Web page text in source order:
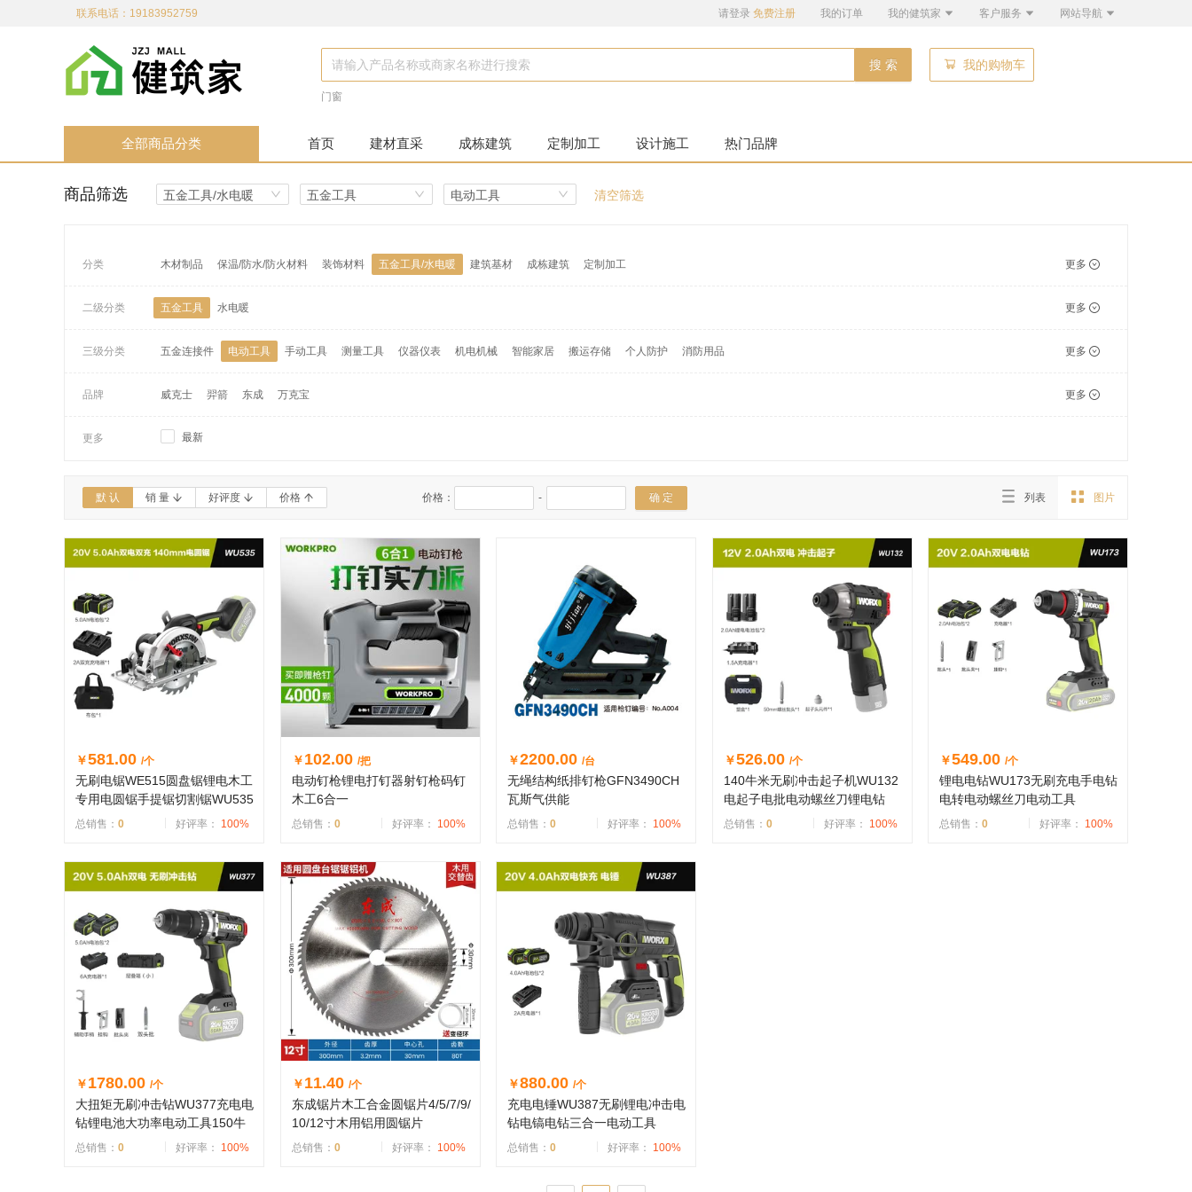
联系电话：19183952759 请登录 免费注册 我的订单 我的健筑家 客户服务 网站导航
搜 索
门窗
我的购物车
全部商品分类 首页 建材直采 成栋建筑 定制加工 设计施工 热门品牌
商品筛选 五金工具/水电暖 五金工具 电动工具 清空筛选
分类 木材制品 保温/防水/防火材料 装饰材料 五金工具/水电暖 建筑基材 成栋建筑 定制加工 更多
二级分类 五金工具 水电暖 更多
三级分类 五金连接件 电动工具 手动工具 测量工具 仪器仪表 机电机械 智能家居 搬运存储 个人防护 消防用品 更多
品牌 威克士 羿箭 东成 万克宝 更多
更多 最新
默 认 销 量 好评度 价格 价格： - 确 定 列表 图片
￥581.00 /个
无刷电锯WE515圆盘锯锂电木工
专用电圆锯手提锯切割锯WU535
总销售： 0 好评率： 100%
￥102.00 /把
电动钉枪锂电打钉器射钉枪码钉
木工6合一
总销售： 0 好评率： 100%
￥2200.00 /台
无绳结构纸排钉枪GFN3490CH
瓦斯气供能
总销售： 0 好评率： 100%
￥526.00 /个
140牛米无刷冲击起子机WU132
电起子电批电动螺丝刀锂电钻
总销售： 0 好评率： 100%
￥549.00 /个
锂电电钻WU173无刷充电手电钻
电转电动螺丝刀电动工具
总销售： 0 好评率： 100%
￥1780.00 /个
大扭矩无刷冲击钻WU377充电电
钻锂电池大功率电动工具150牛
总销售： 0 好评率： 100%
￥11.40 /个
东成锯片木工合金圆锯片4/5/7/9/
10/12寸木用铝用圆锯片
总销售： 0 好评率： 100%
￥880.00 /个
充电电锤WU387无刷锂电冲击电
钻电镐电钻三合一电动工具
总销售： 0 好评率： 100%